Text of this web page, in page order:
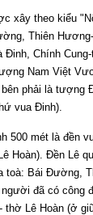
xây theo kiểu
Thiên
Ðinh, Chính
Nam Việt
phải là tượng
vua Ðinh).
500 mét là đền
Hoàn). Ðền Lê
toà: Bái Ðường,
đã có công
thờ Lê Hoàn (ở